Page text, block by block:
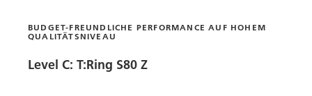
BUDGET-FREUNDLICHE PERFORMANCE AUF HOHEM
QUALITÄTSNIVEAU
Level C: T:Ring S80 Z